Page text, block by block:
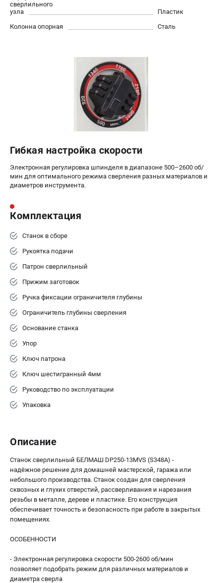
сверлильного
узла
Пластик
Колонна опорная
Сталь
Гибкая настройка скорости
Электронная регулировка шпинделя в диапазоне 500–2600 об/
мин для оптимального режима сверления разных материалов и
диаметров инструмента.
Комплектация
Станок в сборе
Рукоятка подачи
Патрон сверлильный
Прижим заготовок
Ручка фиксации ограничителя глубины
Ограничитель глубины сверления
Основание станка
Упор
Ключ патрона
Ключ шестигранный 4мм
Руководство по эксплуатации
Упаковка
Описание
Станок сверлильный БЕЛМАШ DP250-13MVS (S348A) -
надёжное решение для домашней мастерской, гаража или
небольшого производства. Станок создан для сверления
сквозных и глухих отверстий, рассверливания и нарезания
резьбы в металле, дереве и пластике. Его конструкция
обеспечивает точность и безопасность при работе в закрытых
помещениях.
ОСОБЕННОСТИ
- Электронная регулировка скорости 500-2600 об/мин
позволяет подобрать режим для различных материалов и
диаметра сверла